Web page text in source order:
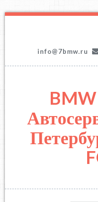
info@7bmw.ru